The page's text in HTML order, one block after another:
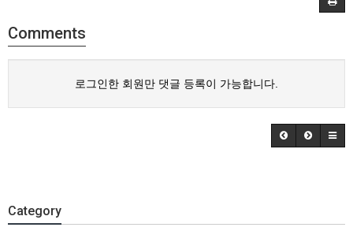
Comments
로그인한 회원만 댓글 등록이 가능합니다.
Category